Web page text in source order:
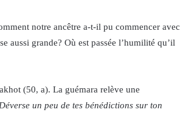
notre ancêtre a-t-il pu commencer avec
aussi grande? Où est passée l’humilité qu’il
(50, a). La guémara relève une
un peu de tes bénédictions sur ton